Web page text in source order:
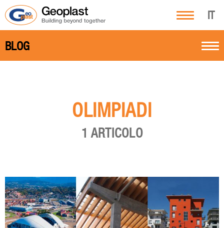
IT
BLOG
OLIMPIADI
1 ARTICOLO